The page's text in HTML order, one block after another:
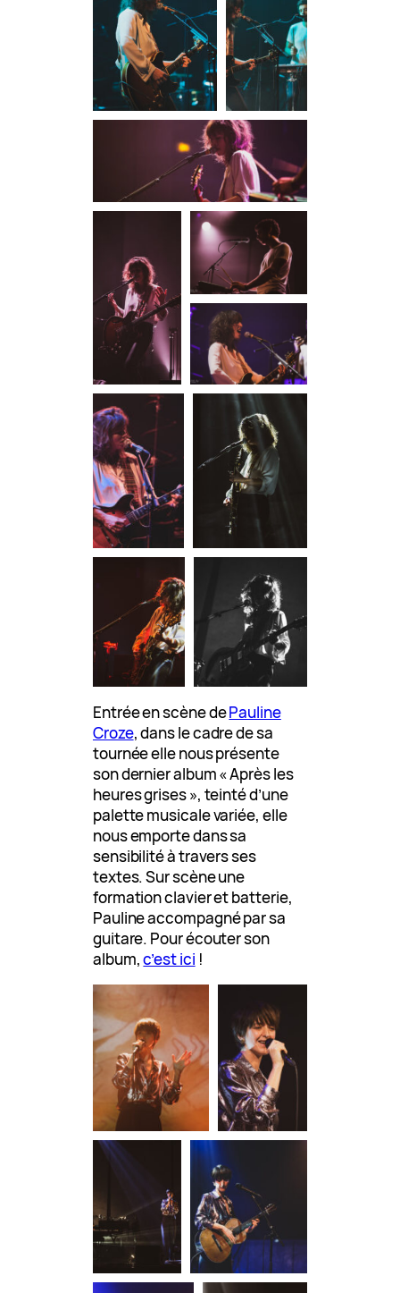
Entrée en scène dePauline
Croze, dans le cadre de sa
tournée elle nous présente
son dernier album « Après les
heures grises », teinté d’une
palette musicale variée, elle
nous emporte dans sa
sensibilité à travers ses
textes. Sur scène une
formation clavier et batterie,
Pauline accompagné par sa
guitare. Pour écouter son
album,c’est ici !